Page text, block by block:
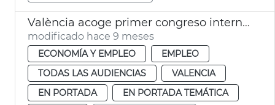
València acoge primer congreso internacional emprendimiento
modificado hace 9 meses
ECONOMÍA Y EMPLEO
EMPLEO
TODAS LAS AUDIENCIAS
VALENCIA
EN PORTADA
EN PORTADA TEMÁTICA